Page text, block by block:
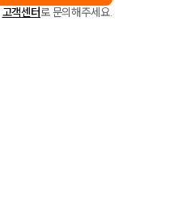
고객센터로 문의해주세요.